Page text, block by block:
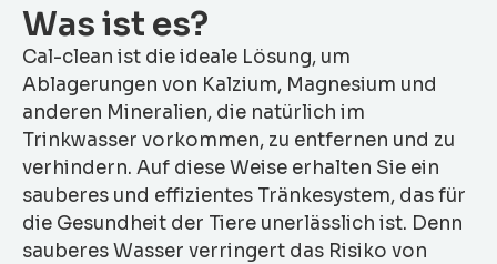
Was ist es?
Cal-clean ist die ideale Lösung, um
Ablagerungen von Kalzium, Magnesium und
anderen Mineralien, die natürlich im
Trinkwasser vorkommen, zu entfernen und zu
verhindern. Auf diese Weise erhalten Sie ein
sauberes und effizientes Tränkesystem, das für
die Gesundheit der Tiere unerlässlich ist. Denn
sauberes Wasser verringert das Risiko von